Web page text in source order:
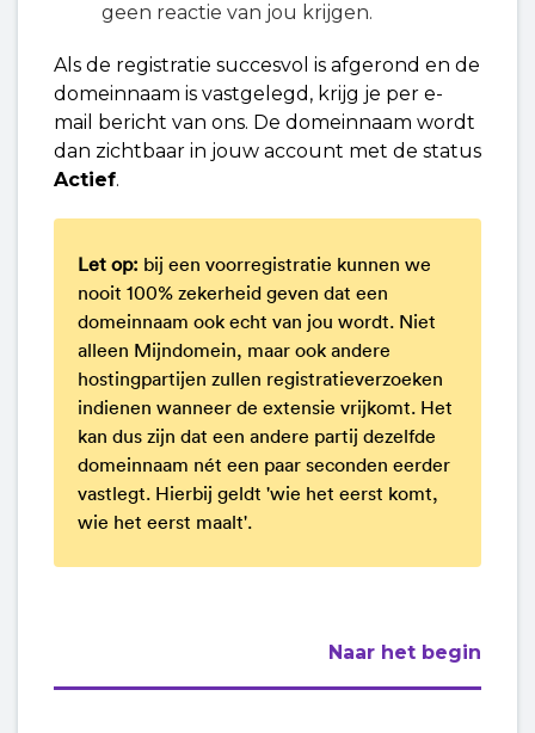
geen reactie van jou krijgen.
Als de registratie succesvol is afgerond en de
domeinnaam is vastgelegd, krijg je per e-
mail bericht van ons. De domeinnaam wordt
dan zichtbaar in jouw account met de status
Actief.
Let op: bij een voorregistratie kunnen we
nooit 100% zekerheid geven dat een
domeinnaam ook echt van jou wordt. Niet
alleen Mijndomein, maar ook andere
hostingpartijen zullen registratieverzoeken
indienen wanneer de extensie vrijkomt. Het
kan dus zijn dat een andere partij dezelfde
domeinnaam nét een paar seconden eerder
vastlegt. Hierbij geldt 'wie het eerst komt,
wie het eerst maalt'.
Naar het begin